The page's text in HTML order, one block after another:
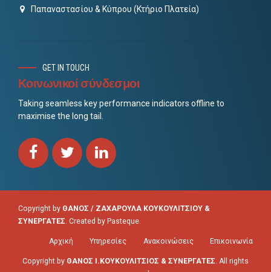
Παπαναστασίου & Κύπρου (Κτήριο Πλατεία)
GET IN TOUCH
Κοινωνικοί σύνδεσμοι
Taking seamless key performance indicators offline to
maximise the long tail.
Copyright by ΘΑΝΟΣ / ΖΑΧΑΡΟΥΛΑ ΚΟΥΚΟΥΛΙΤΣΙΟΥ &
ΣΥΝΕΡΓΑΤΕΣ . Created by Pasteque
Αρχική Υπηρεσίες Ανακοινώσεις Επικοινωνία
Copyright by ΘΑΝΟΣ Ι.ΚΟΥΚΟΥΛΙΤΣΙΟΣ & ΣΥΝΕΡΓΑΤΕΣ. All rights